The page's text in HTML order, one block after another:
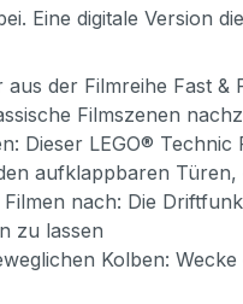
Eine digitale Version
aus der Filmreihe Fast
Filmszenen
Dieser LEGO®
aufklappbaren
nach: Die
zu lassen
Kolben: